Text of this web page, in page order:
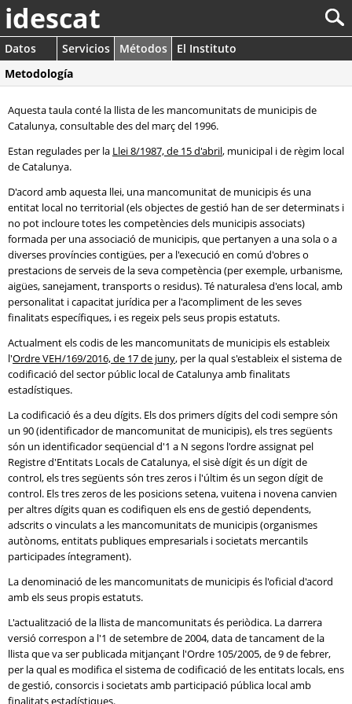
idescat
Datos Servicios Métodos
El Instituto
Metodología
Aquesta taula conté la llista de les mancomunitats de municipis de
Catalunya, consultable des del març del 1996.
Estan regulades per la Llei 8/1987, de 15 d'abril, municipal i de règim local
de Catalunya.
D'acord amb aquesta llei, una mancomunitat de municipis és una
entitat local no territorial (els objectes de gestió han de ser determinats i
no pot incloure totes les competències dels municipis associats)
formada per una associació de municipis, que pertanyen a una sola o a
diverses províncies contigües, per a l'execució en comú d'obres o
prestacions de serveis de la seva competència (per exemple, urbanisme,
aigües, sanejament, transports o residus). Té naturalesa d'ens local, amb
personalitat i capacitat jurídica per a l'acompliment de les seves
finalitats específiques, i es regeix pels seus propis estatuts.
Actualment els codis de les mancomunitats de municipis els estableix
l'Ordre VEH/169/2016, de 17 de juny, per la qual s'estableix el sistema de
codificació del sector públic local de Catalunya amb finalitats
estadístiques.
La codificació és a deu dígits. Els dos primers dígits del codi sempre són
un 90 (identificador de mancomunitat de municipis), els tres següents
són un identificador seqüencial d'1 a N segons l'ordre assignat pel
Registre d'Entitats Locals de Catalunya, el sisè dígit és un dígit de
control, els tres següents són tres zeros i l'últim és un segon dígit de
control. Els tres zeros de les posicions setena, vuitena i novena canvien
per altres dígits quan es codifiquen els ens de gestió dependents,
adscrits o vinculats a les mancomunitats de municipis (organismes
autònoms, entitats publiques empresarials i societats mercantils
participades íntegrament).
La denominació de les mancomunitats de municipis és l'oficial d'acord
amb els seus propis estatuts.
L'actualització de la llista de mancomunitats és periòdica. La darrera
versió correspon a l'1 de setembre de 2004, data de tancament de la
llista que va ser publicada mitjançant l'Ordre 105/2005, de 9 de febrer,
per la qual es modifica el sistema de codificació de les entitats locals, ens
de gestió, consorcis i societats amb participació pública local amb
finalitats estadístiques.